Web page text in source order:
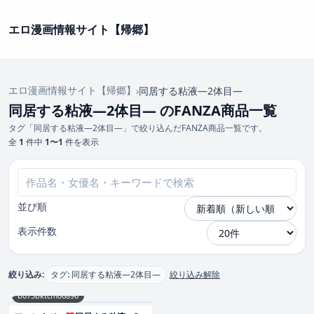
エロ漫画情報サイト【帰郷】
エロ漫画情報サイト【帰郷】 ›同居する粘液―2体目―
同居する粘液―2体目― のFANZA商品一覧
タグ「同居する粘液―2体目―」で絞り込んだFANZA商品一覧です。
全 1 件中 1〜1 件を表示
並び順
表示件数
絞り込み: タグ: 同居する粘液―2体目― 絞り込み解除
b073bktcm06896